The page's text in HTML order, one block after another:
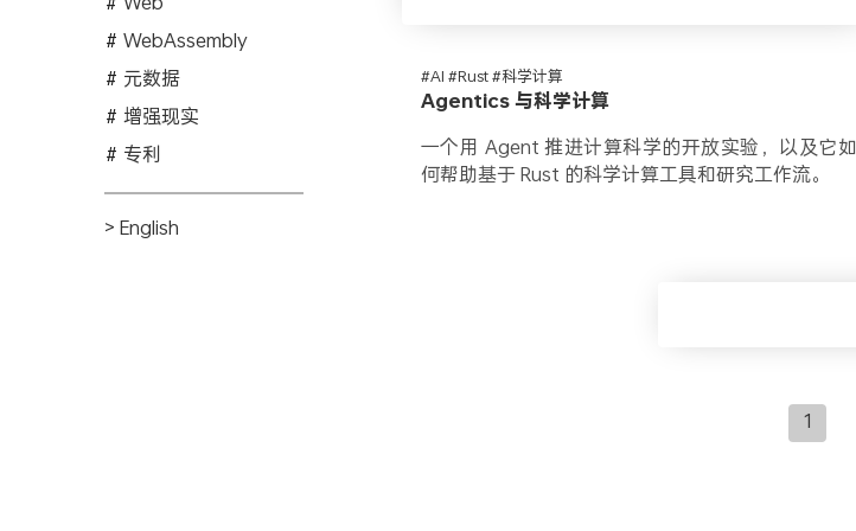
WebAssembly
元数据
增强现实
专利
> English
#AI #Rust #科学计算
Agentics 与科学计算
一个用 Agent 推进计算科学的开放实验，以及它如
何帮助基于 Rust 的科学计算工具和研究工作流。
1